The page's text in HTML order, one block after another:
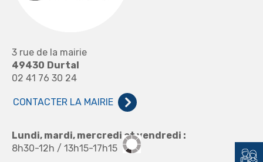
3 rue de la mairie
49430 Durtal
02 41 76 30 24
CONTACTER LA MAIRIE
Lundi, mardi, mercredi et vendredi :
8h30-12h / 13h15-17h15